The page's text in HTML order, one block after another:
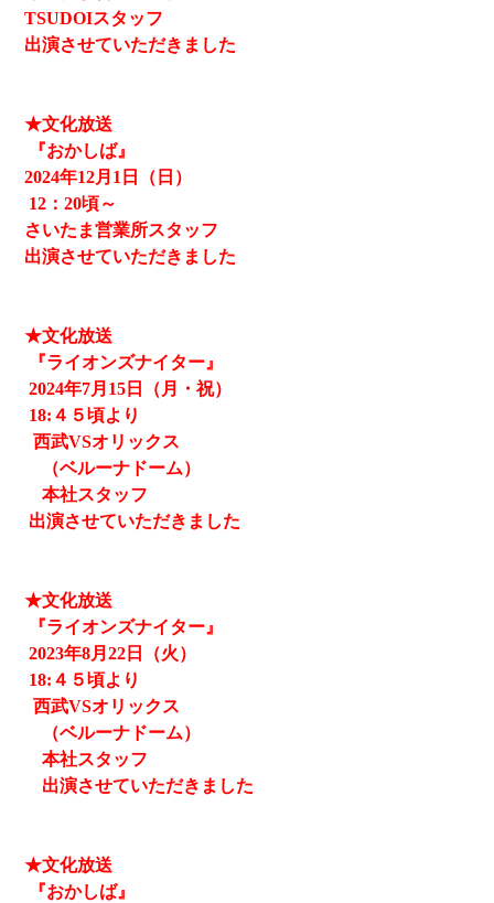
TSUDOIスタッフ
出演させていただきました
★文化放送
『おかしば』
2024年12月1日（日）
12 ：20頃～
さいたま営業所スタッフ
出演させていただきました
★文化放送
『ライオンズナイター』
2024年7月15日（月・祝）
18:４５頃より
西武VSオリックス
（ベルーナドーム）
本社スタッフ
出演させていただきました
★文化放送
『ライオンズナイター』
2023年8月22日（火）
18:４５頃より
西武VSオリックス
（ベルーナドーム）
本社スタッフ
出演させていただきました
★文化放送
『おかしば』